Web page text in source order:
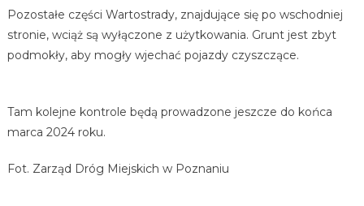
Pozostałe części Wartostrady, znajdujące się po wschodniej
stronie, wciąż są wyłączone z użytkowania. Grunt jest zbyt
podmokły, aby mogły wjechać pojazdy czyszczące.
Tam kolejne kontrole będą prowadzone jeszcze do końca
marca 2024 roku.
Fot. Zarząd Dróg Miejskich w Poznaniu